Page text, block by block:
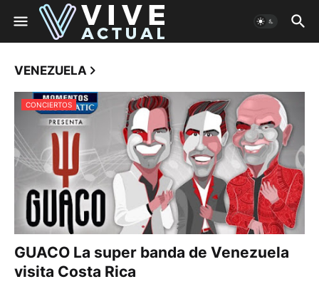
VENEZUELA
CONCIERTOS
GUACO La super banda de Venezuela
visita Costa Rica